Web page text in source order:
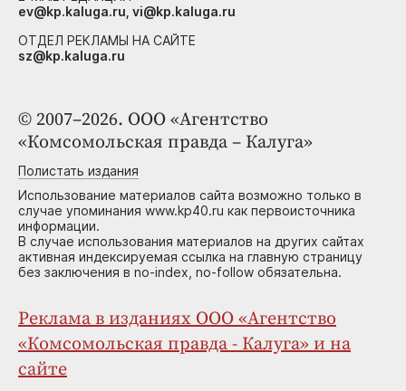
© 2007–2026. ООО «Агентство
«Комсомольская правда – Калуга»
Полистать издания
Использование материалов сайта возможно только в
случае упоминания www.kp40.ru как первоисточника
информации.
В случае использования материалов на других сайтах
активная индексируемая ссылка на главную страницу
без заключения в no-index, no-follow обязательна.
Реклама в изданиях ООО «Агентство
«Комсомольская правда - Калуга» и на
сайте
ev@kp.kaluga.ru, vi@kp.kaluga.ru
ОТДЕЛ РЕКЛАМЫ НА САЙТЕ
sz@kp.kaluga.ru